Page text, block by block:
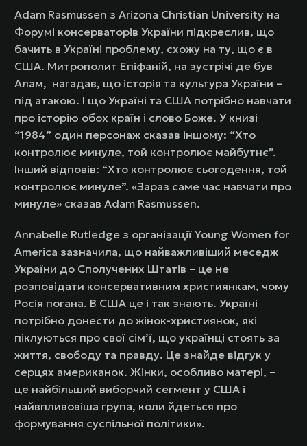
Adam Rasmussen з Arizona Christian University на
Форумі консерваторів України підкреслив, що
бачить в Україні проблему, схожу на ту, що є в
США. Митрополит Епіфаній, на зустрічі де був
Алам, нагадав, що історія та культура України –
під атакою. І що Україні та США потрібно навчати
про історію обох країн і слово Боже. У книзі
“1984” один персонаж сказав іншому: “Хто
контролює минуле, той контролює майбутнє”.
Інший відповів: “Хто контролює сьогодення, той
контролює минуле”. «Зараз саме час навчати про
минуле» сказав Adam Rasmussen.
Annabelle Rutledge з організації Young Women for
America зазначила, що найважливіший меседж
України до Сполучених Штатів – це не
розповідати консервативним християнкам, чому
Росія погана. В США це і так знають. Україні
потрібно донести до жінок-християнок, які
піклуються про свої сім’ї, що українці стоять за
життя, свободу та правду. Це знайде відгук у
серцях американок. Жінки, особливо матері, –
це найбільший виборчий сегмент у США і
найвпливовіша група, коли йдеться про
формування суспільної політики».